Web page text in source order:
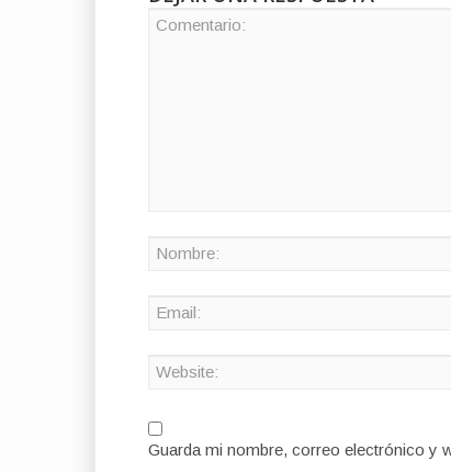
Guarda mi nombre, correo electrónico y